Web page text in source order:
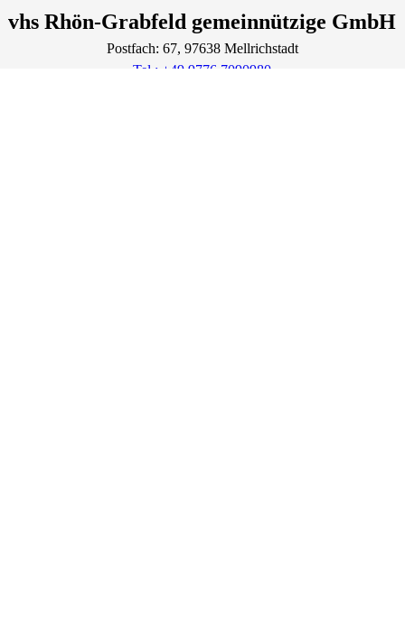
vhs Rhön-Grabfeld gemeinnützige GmbH
Postfach: 67, 97638 Mellrichstadt
Tel.: +49 9776 7090980